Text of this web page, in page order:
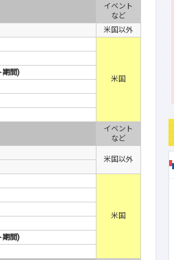
イベント
など
米国以外
米国
期間)
イベント
など
米国以外
米国
期間)